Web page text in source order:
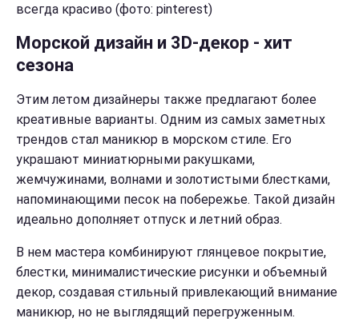
всегда красиво (фото: pinterest)
Морской дизайн и 3D-декор - хит
сезона
Этим летом дизайнеры также предлагают более
креативные варианты. Одним из самых заметных
трендов стал маникюр в морском стиле. Его
украшают миниатюрными ракушками,
жемчужинами, волнами и золотистыми блестками,
напоминающими песок на побережье. Такой дизайн
идеально дополняет отпуск и летний образ.
В нем мастера комбинируют глянцевое покрытие,
блестки, минималистические рисунки и объемный
декор, создавая стильный привлекающий внимание
маникюр, но не выглядящий перегруженным.